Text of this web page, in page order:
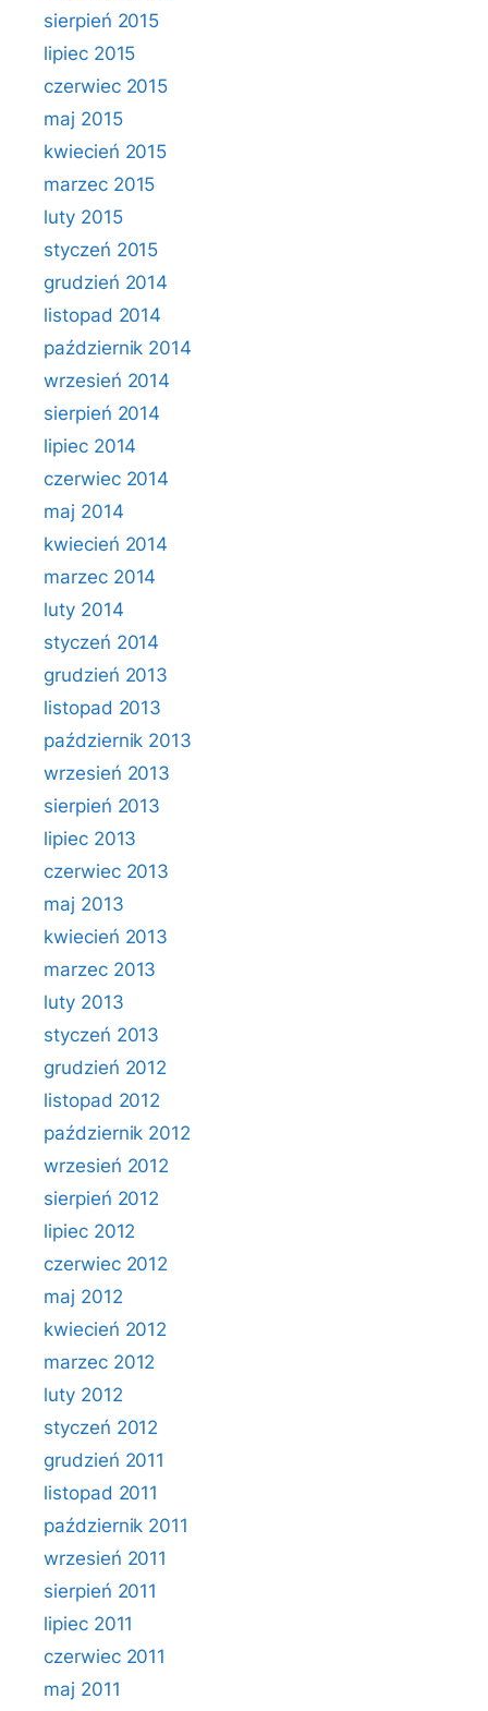
sierpień 2015
lipiec 2015
czerwiec 2015
maj 2015
kwiecień 2015
marzec 2015
luty 2015
styczeń 2015
grudzień 2014
listopad 2014
październik 2014
wrzesień 2014
sierpień 2014
lipiec 2014
czerwiec 2014
maj 2014
kwiecień 2014
marzec 2014
luty 2014
styczeń 2014
grudzień 2013
listopad 2013
październik 2013
wrzesień 2013
sierpień 2013
lipiec 2013
czerwiec 2013
maj 2013
kwiecień 2013
marzec 2013
luty 2013
styczeń 2013
grudzień 2012
listopad 2012
październik 2012
wrzesień 2012
sierpień 2012
lipiec 2012
czerwiec 2012
maj 2012
kwiecień 2012
marzec 2012
luty 2012
styczeń 2012
grudzień 2011
listopad 2011
październik 2011
wrzesień 2011
sierpień 2011
lipiec 2011
czerwiec 2011
maj 2011